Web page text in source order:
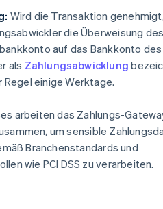
Wird die Transaktion
die Überweisung
auf das Bankkonto des
als Zahlungsabwicklung
Regel einige Werktage.
arbeiten das Zahlungs-
um sensible
Branchenstandards und
wie PCI DSS zu verarbeiten.